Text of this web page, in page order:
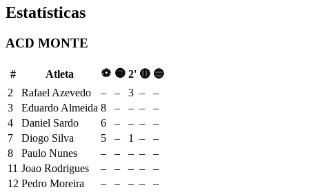
Estatísticas
ACD MONTE
# Atleta ⚽ 🟡 2' 🔴 🔵
2
Rafael Azevedo – – 3 –
–
3
Eduardo Almeida 8 – – –
–
4
Daniel Sardo 6 – – –
–
7
Diogo Silva 5 – 1 –
–
8
Paulo Nunes – – – –
–
11 Joao Rodrigues – – – –
–
12 Pedro Moreira – – – –
–